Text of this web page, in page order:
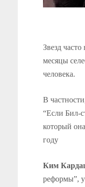
Звезд
месяцы
человека.
В
“Если Бил-
который
году
Ким
реформы”,